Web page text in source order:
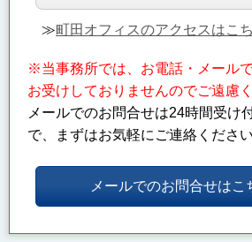
≫町田オフィスのアクセスはこ
※当事務所では、お電話・メール
お受けしておりませんのでご遠慮く
メールでのお問合せは24時間受け
で、まずはお気軽にご連絡ください
メールでのお問合せはこ